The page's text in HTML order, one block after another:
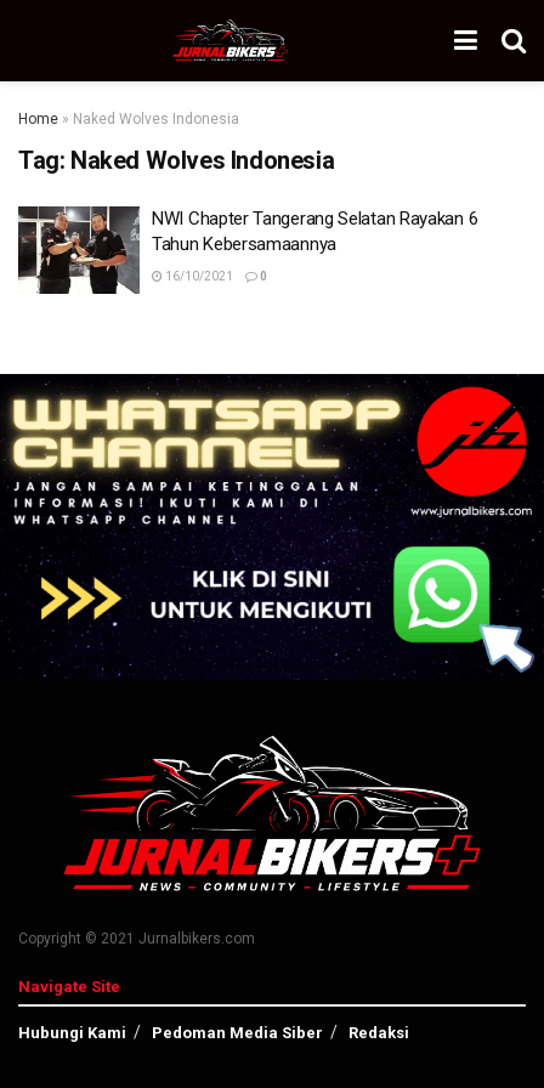
Home » Naked Wolves Indonesia
Tag: Naked Wolves Indonesia
NWI Chapter Tangerang Selatan Rayakan 6
Tahun Kebersamaannya
16/10/2021 0
Copyright © 2021 Jurnalbikers.com
Navigate Site
Hubungi Kami Pedoman Media Siber Redaksi